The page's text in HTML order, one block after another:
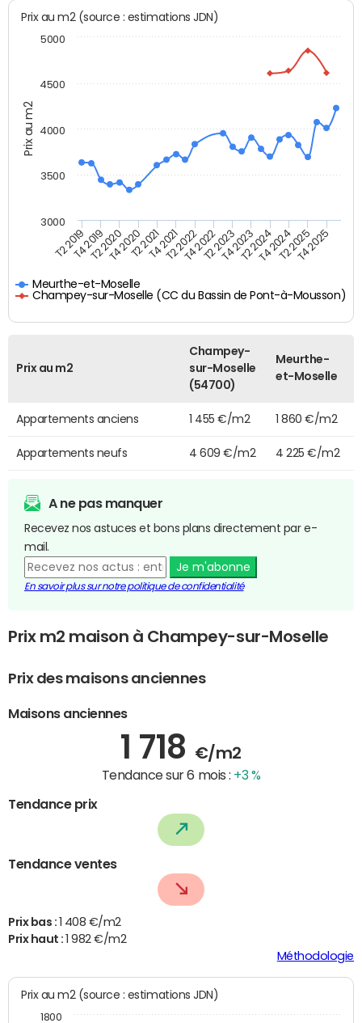
Prix au m2
Prix au m2 (source : estimations JDN)
Meurthe-et-Moselle
Champey-sur-Moselle (CC du Bassin de Pont-à-Mousson)
T2 2019T4 2019T2 2020T4 2020T2 2021T4 2021T2 2022T4 2022T2 2023T4 2023T2 2024T4 2024T2 2025T4 2025
3000
3500
4000
4500
5000
Prix au m2
Champey-
sur-Moselle
(54700)
Meurthe-
et-Moselle
Appartements anciens 1 455 €/m2 1 860 €/m2
Appartements neufs 4 609 €/m2 4 225 €/m2
A ne pas manquer
Recevez nos astuces et bons plans directement par e-
mail.
Je m'abonne
En savoir plus sur notre politique de confidentialité
Prix m2 maison à Champey-sur-Moselle
Prix des maisons anciennes
Maisons anciennes
1 718 €/m2
Tendance sur 6 mois : +3 %
Tendance prix
Tendance ventes
Prix bas : 1 408 €/m2
Prix haut :1 982 €/m2
Méthodologie
Prix au m2 (source : estimations JDN)
1800